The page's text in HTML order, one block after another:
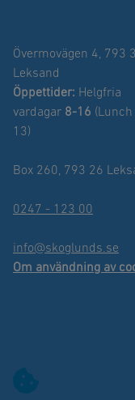
Övermovägen 4, 793
Leksand
Öppettider: Helgfria
vardagar 8-16
13)
Box 260, 793 26
0247 - 123 00
info@skoglunds.se
Om användning av